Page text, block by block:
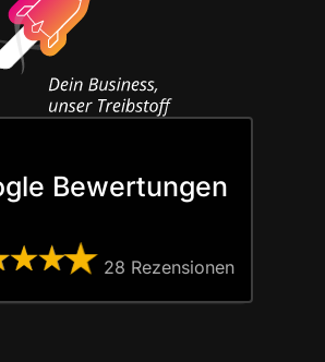
Bewertungen
28 Rezen­sio­nen